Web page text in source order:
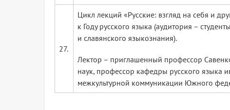
27.
Цикл лекций «Русские: взгляд на себя и
к Году русского языка (аудитория –
и славянского языкознания).
Лектор – приглашенный профессор
наук, профессор кафедры русского языка
межкультурной коммуникации Южного